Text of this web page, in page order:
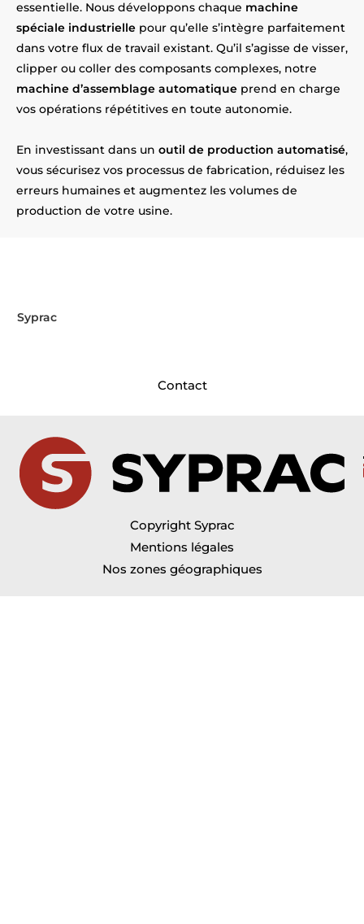
essentielle. Nous développons chaque machine
spéciale industrielle pour qu’elle s’intègre parfaitement
dans votre flux de travail existant. Qu’il s’agisse de visser,
clipper ou coller des composants complexes, notre
machine d’assemblage automatique prend en charge
vos opérations répétitives en toute autonomie.
En investissant dans un outil de production automatisé,
vous sécurisez vos processus de fabrication, réduisez les
erreurs humaines et augmentez les volumes de
production de votre usine.
Sypracrelève le défi ! Installés
Contact
Copyright Syprac
Mentions légales
Nos zones géographiques